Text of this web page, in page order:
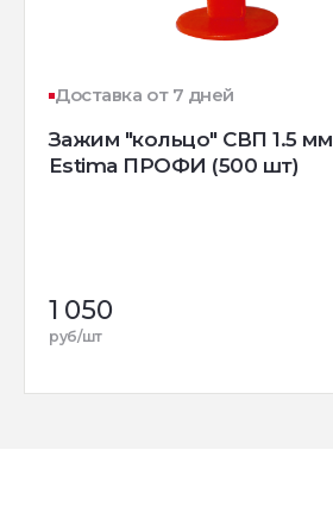
Доставка от 7 дней
Зажим "кольцо" СВП 1.5 мм
Estima ПРОФИ (500 шт)
1 050
руб/шт